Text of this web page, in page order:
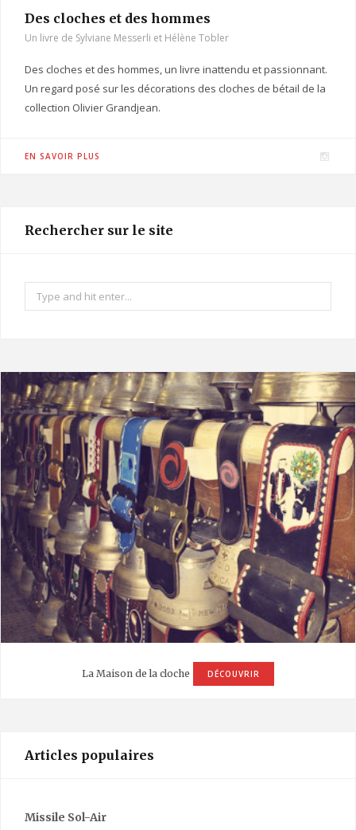
Des cloches et des hommes
Un livre de Sylviane Messerli et Hélène Tobler
Des cloches et des hommes, un livre inattendu et passionnant.
Un regard posé sur les décorations des cloches de bétail de la
collection Olivier Grandjean.
EN SAVOIR PLUS
I
r
Rechercher sur le site
Search
for:
La Maison de la cloche DÉCOUVRIR
Articles populaires
Missile Sol-Air